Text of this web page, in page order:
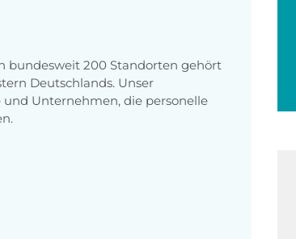
bundesweit 200 Standorten gehört
Deutschlands. Unser
Unternehmen, die personelle